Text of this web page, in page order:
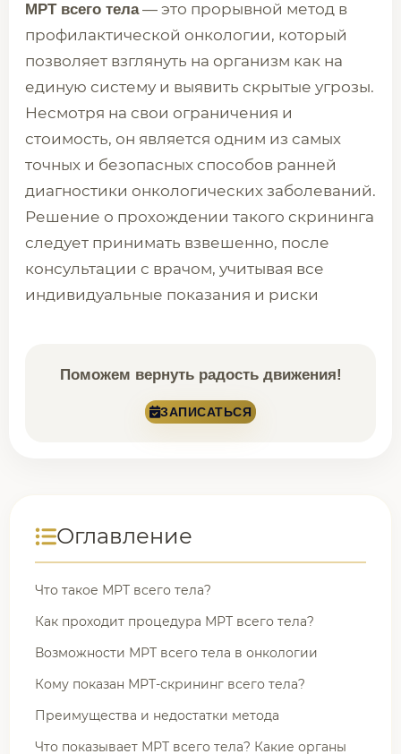
МРТ всего тела— это прорывной метод в
профилактической онкологии, который
позволяет взглянуть на организм как на
единую систему и выявить скрытые угрозы.
Несмотря на свои ограничения и
стоимость, он является одним из самых
точных и безопасных способов ранней
диагностики онкологических заболеваний.
Решение о прохождении такого скрининга
следует принимать взвешенно, после
консультации с врачом, учитывая все
индивидуальные показания и риски
Поможем вернуть радость движения!
ЗАПИСАТЬСЯ
Оглавление
Что такое МРТ всего тела?
Как проходит процедура МРТ всего тела?
Возможности МРТ всего тела в онкологии
Кому показан МРТ-скрининг всего тела?
Преимущества и недостатки метода
Что показывает МРТ всего тела? Какие органы